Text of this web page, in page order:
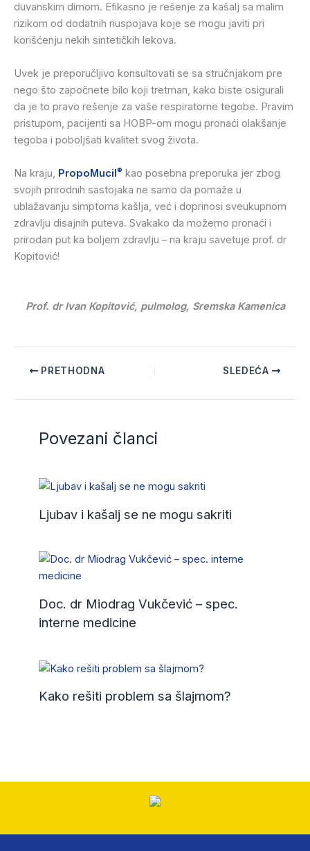
duvanskim dimom. Efikasno je rešenje za kašalj sa malim
rizikom od dodatnih nuspojava koje se mogu javiti pri
korišćenju nekih sintetičkih lekova.
Uvek je preporučljivo konsultovati se sa stručnjakom pre
nego što započnete bilo koji tretman, kako biste osigurali
da je to pravo rešenje za vaše respiratorne tegobe. Pravim
pristupom, pacijenti sa HOBP-om mogu pronaći olakšanje
tegoba i poboljšati kvalitet svog života.
Na kraju, PropoMucil ® kao posebna preporuka jer zbog
svojih prirodnih sastojaka ne samo da pomaže u
ublažavanju simptoma kašlja, već i doprinosi sveukupnom
zdravlju disajnih puteva. Svakako da možemo pronaći i
prirodan put ka boljem zdravlju – na kraju savetuje prof. dr
Kopitović!
Prof. dr Ivan Kopitović, pulmolog, Sremska Kamenica
PRETHODNA SLEDEĆA
Povezani članci
Ljubav i kašalj se ne mogu sakriti
Doc. dr Miodrag Vukčević – spec.
interne medicine
Kako rešiti problem sa šlajmom?